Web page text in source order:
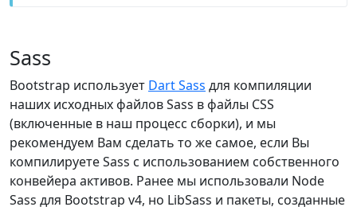
Sass
Bootstrap использует Dart Sass для компиляции
наших исходных файлов Sass в файлы CSS
(включенные в наш процесс сборки), и мы
рекомендуем Вам сделать то же самое, если Вы
компилируете Sass с использованием собственного
конвейера активов. Ранее мы использовали Node
Sass для Bootstrap v4, но LibSass и пакеты, созданные